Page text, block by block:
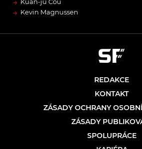
→ Kevin Magnussen
REDAKCE
KONTAKT
ZÁSADY OCHRANY
ZÁSADY
SPOLUPRÁCE